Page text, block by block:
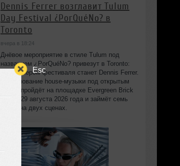
Esc
Dennis Ferrer возглавит Tulum
Day Festival ¿PorQuéNo? в
Toronto
вчера в 18:24
Днёвое мероприятие в стиле Tulum под
названием ¿PorQuéNo? привезут в Toronto:
хедлайнером фестиваля станет Dennis Ferrer.
Празднование house-музыки под открытым
небом пройдёт на площадке Evergreen Brick
Works 29 августа 2026 года и займёт семь
часов на двух сценах.